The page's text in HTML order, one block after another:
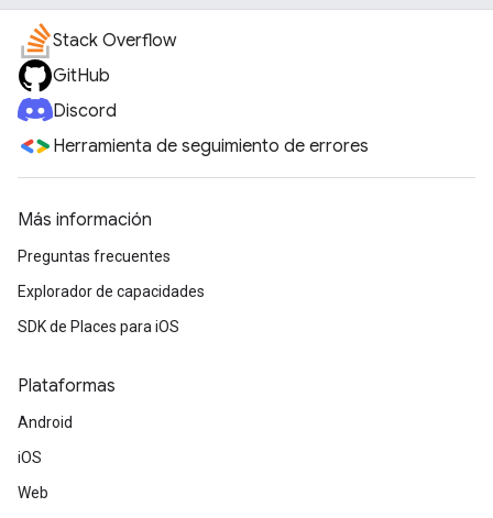
Stack Overflow
GitHub
Discord
Herramienta de seguimiento de errores
Más información
Preguntas frecuentes
Explorador de capacidades
SDK de Places para iOS
Plataformas
Android
iOS
Web